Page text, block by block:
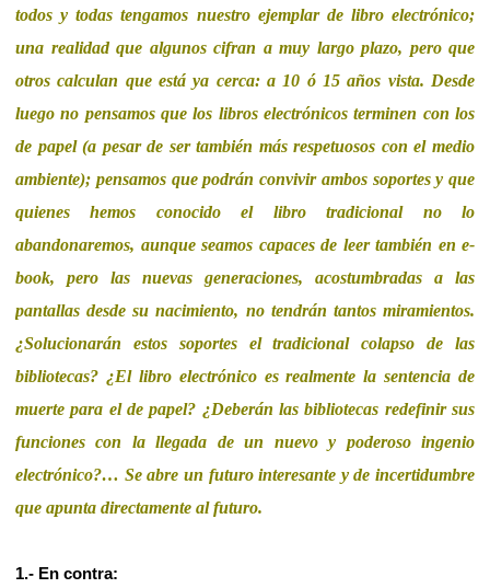
todos y todas tengamos nuestro ejemplar de libro electrónico;
una realidad que algunos cifran a muy largo plazo, pero que
otros calculan que está ya cerca: a 10 ó 15 años vista. Desde
luego no pensamos que los libros electrónicos terminen con los
de papel (a pesar de ser también más respetuosos con el medio
ambiente); pensamos que podrán convivir ambos soportes y que
quienes hemos conocido el libro tradicional no lo
abandonaremos, aunque seamos capaces de leer también en e-
book, pero las nuevas generaciones, acostumbradas a las
pantallas desde su nacimiento, no tendrán tantos miramientos.
¿Solucionarán estos soportes el tradicional colapso de las
bibliotecas? ¿El libro electrónico es realmente la sentencia de
muerte para el de papel? ¿Deberán las bibliotecas redefinir sus
funciones con la llegada de un nuevo y poderoso ingenio
electrónico?… Se abre un futuro interesante y de incertidumbre
que apunta directamente al futuro.
1.- En contra: